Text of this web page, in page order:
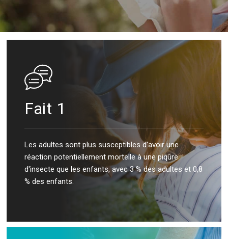
Fait 1
Les adultes sont plus susceptibles d'avoir une
réaction potentiellement mortelle à une piqûre
d'insecte que les enfants, avec 3 % des adultes et 0,8
% des enfants.